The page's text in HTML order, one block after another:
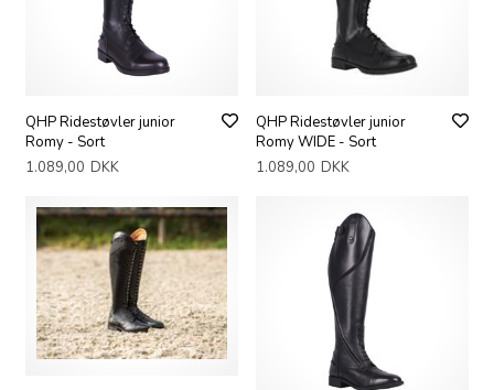
QHP Ridestøvler junior
Romy - Sort
1.089,00 DKK
QHP Ridestøvler junior
Romy WIDE - Sort
1.089,00 DKK